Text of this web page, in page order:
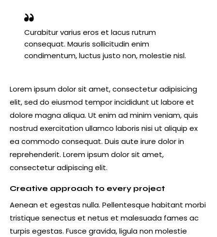
Curabitur varius eros et lacus rutrum
consequat. Mauris sollicitudin enim
condimentum, luctus justo non, molestie nisl.
Lorem ipsum dolor sit amet, consectetur adipisicing
elit, sed do eiusmod tempor incididunt ut labore et
dolore magna aliqua. Ut enim ad minim veniam, quis
nostrud exercitation ullamco laboris nisi ut aliquip ex
ea commodo consequat. Duis aute irure dolor in
reprehenderit. Lorem ipsum dolor sit amet,
consectetur adipiscing elit.
Creative approach to every project
Aenean et egestas nulla. Pellentesque habitant morbi
tristique senectus et netus et malesuada fames ac
turpis egestas. Fusce gravida, ligula non molestie